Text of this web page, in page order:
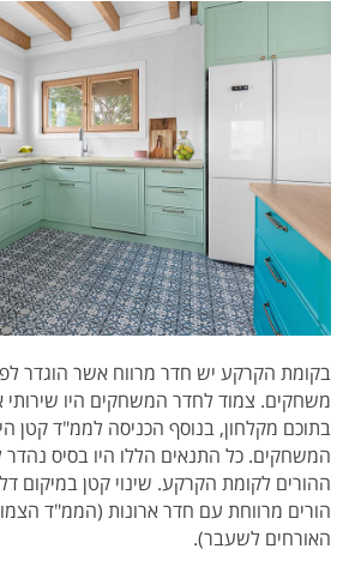
בקומת הקרקע יש חדר מרווח אשר הוגדר
משחקים. צמוד לחדר המשחקים היו שירותי
בתוכם מקלחון, בנוסף הכניסה לממ"ד קטן
המשחקים. כל התנאים הללו היו בסיס
ההורים לקומת הקרקע. שינוי קטן במיקום
הורים מרווחת עם חדר ארונות (הממ"ד
האורחים לשעבר).